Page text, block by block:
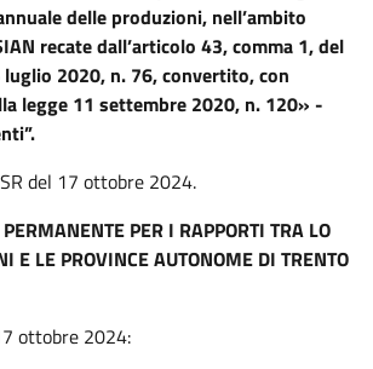
delle produzioni, nell’ambito
recate dall’articolo 43, comma 1, del
2020, n. 76, convertito, con
legge 11 settembre 2020, n. 120» -
del 17 ottobre 2024.
PER I RAPPORTI TRA LO
E LE PROVINCE AUTONOME DI TRENTO
ottobre 2024: